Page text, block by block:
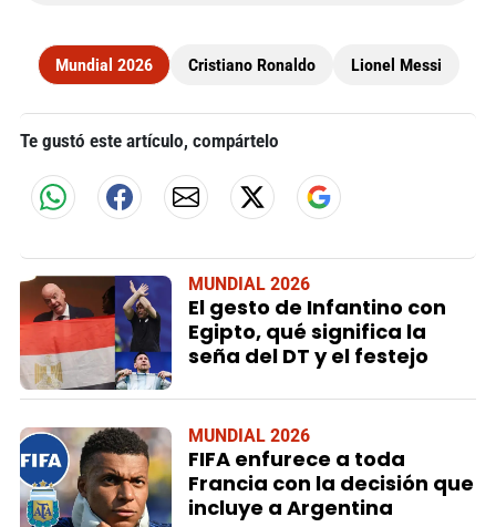
Mundial 2026 Cristiano Ronaldo Lionel Messi
Te gustó este artículo, compártelo
MUNDIAL 2026
El gesto de Infantino con
Egipto, qué significa la
seña del DT y el festejo
MUNDIAL 2026
FIFA enfurece a toda
Francia con la decisión que
incluye a Argentina